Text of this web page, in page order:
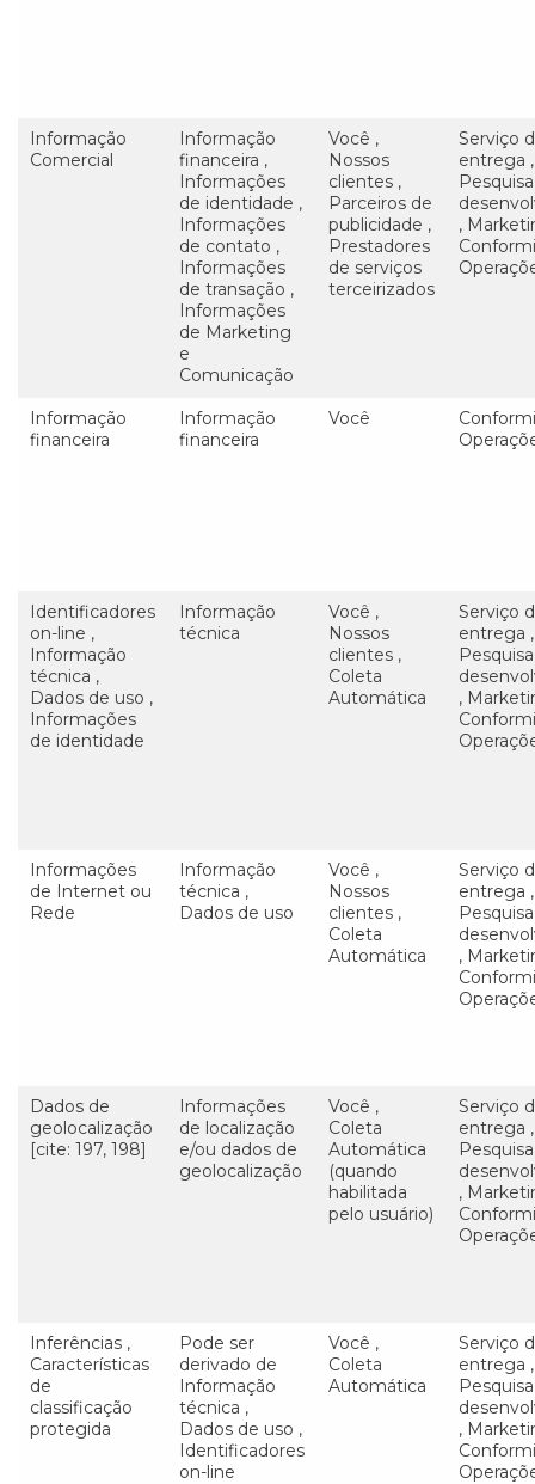
Informação
Comercial
Informação
financeira ,
Informações
de identidade ,
Informações
de contato ,
Informações
de transação ,
Informações
de Marketing
e
Comunicação
Você ,
Nossos
clientes ,
Parceiros de
publicidade ,
Prestadores
de serviços
terceirizados
Serviço
entrega ,
,
Informação
financeira
Informação
financeira
Você
Identificadores
on-line ,
Informação
técnica ,
Dados de uso ,
Informações
de identidade
Informação
técnica
Você ,
Nossos
clientes ,
Coleta
Automática
Serviço
entrega ,
,
Informações
de Internet ou
Rede
Informação
técnica ,
Dados de uso
Você ,
Nossos
clientes ,
Coleta
Automática
Serviço
entrega ,
,
Dados de
geolocalização
[cite: 197, 198]
Informações
de localização
e/ou dados de
geolocalização
Você ,
Coleta
Automática
(quando
habilitada
pelo usuário)
Serviço
entrega ,
,
Inferências ,
Características
de
classificação
protegida
Pode ser
derivado de
Informação
técnica ,
Dados de uso ,
Identificadores
on-line
Você ,
Coleta
Automática
Serviço
entrega ,
,